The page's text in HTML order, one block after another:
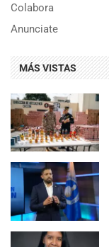
Colabora
Anunciate
MÁS VISTAS